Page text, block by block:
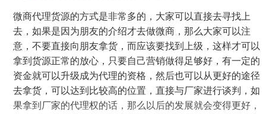
微商代理货源的方式是非常多的，大家可以直接去寻找上
去，如果是因为朋友的介绍才去做微商，那么大家可以注
意，不要直接向朋友拿货，而应该要找到上级，这样才可以
拿到货源正常的放心，只要自己营销做得足够好，有一定的
资金就可以升级成为代理的资格，然后也可以从更好的途径
去拿货，可以达到比较高的位置，直接与厂家进行谈判，如
果拿到厂家的代理权的话，那么以后的发展就会变得更好，